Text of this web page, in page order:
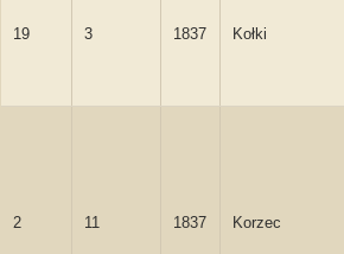
19 3 1837 Kołki
2 11 1837 Korzec